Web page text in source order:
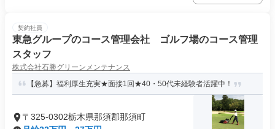
契約社員
東急グループのコース管理会社 ゴルフ場のコース管理
スタッフ
株式会社石勝グリーンメンテナンス
【急募】福利厚生充実★面接1回★40・50代未経験者活躍中！
〒325-0302栃木県那須郡那須町